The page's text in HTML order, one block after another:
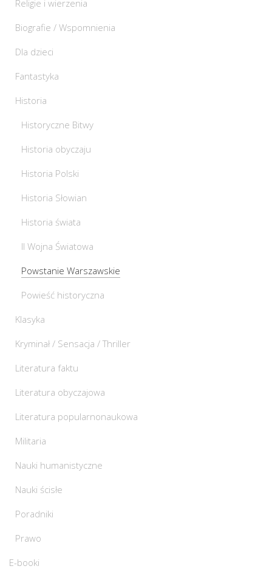
Religie i wierzenia
Biografie / Wspomnienia
Dla dzieci
Fantastyka
Historia
Historyczne Bitwy
Historia obyczaju
Historia Polski
Historia Słowian
Historia świata
II Wojna Światowa
Powstanie Warszawskie
Powieść historyczna
Klasyka
Kryminał / Sensacja / Thriller
Literatura faktu
Literatura obyczajowa
Literatura popularnonaukowa
Militaria
Nauki humanistyczne
Nauki ścisłe
Poradniki
Prawo
E-booki